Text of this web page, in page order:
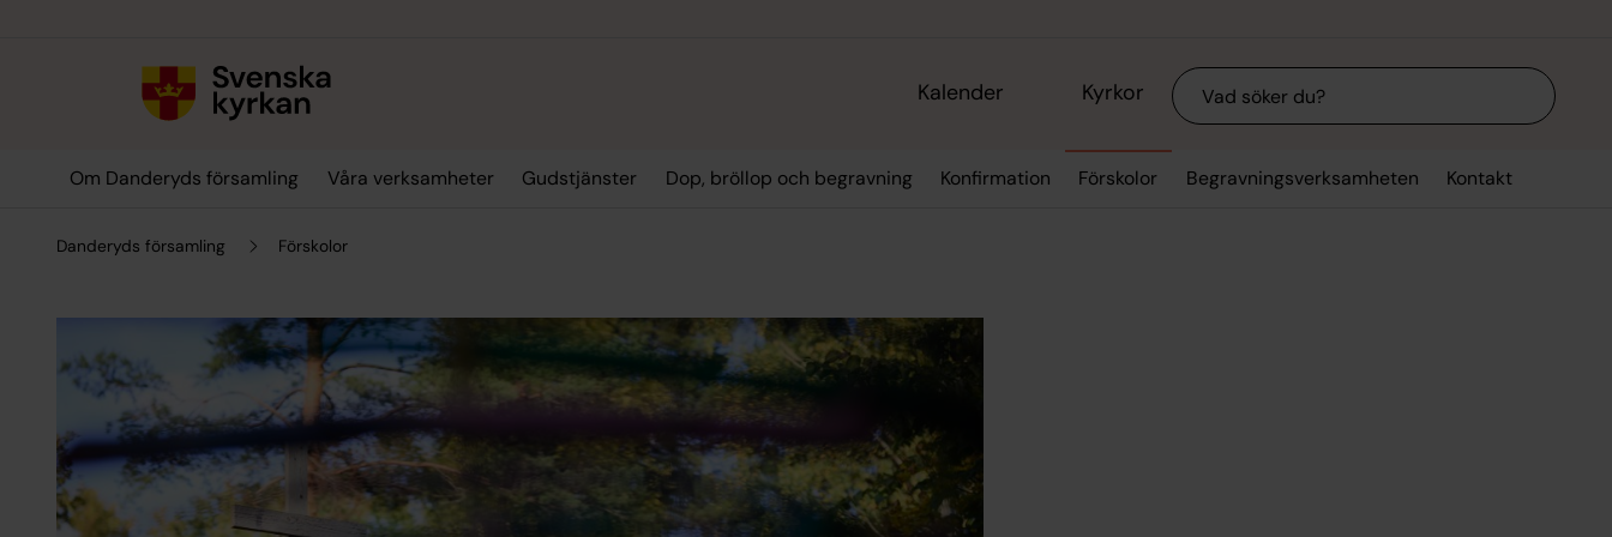
Kalender Kyrkor Sök
Om Danderyds församling Våra verksamheter Gudstjänster Dop, bröllop och begravning Konfirmation Förskolor Begravningsverksamheten Kontakt
Danderyds församling Förskolor